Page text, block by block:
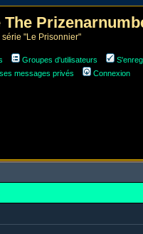
"Le Prisonnier"
Groupes d'utilisateurs
messages privés Connexion